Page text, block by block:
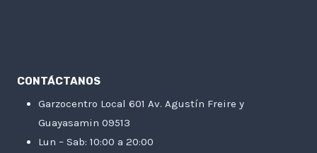
CONTÁCTANOS
Garzocentro Local 601 Av. Agustín Freire y
Guayasamin 09513
Lun – Sab: 10:00 a 20:00